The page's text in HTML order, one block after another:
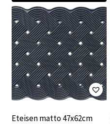
Eteisen matto 47x62cm